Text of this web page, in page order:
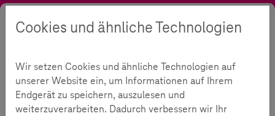
Suche Kontrast Sprache
Victim Blaming
Victim Blaming 113
Cookies und ähnliche Technologien
Wir setzen Cookies und ähnliche Technologien auf
unserer Website ein, um Informationen auf Ihrem
Endgerät zu speichern, auszulesen und
weiterzuverarbeiten. Dadurch verbessern wir Ihr